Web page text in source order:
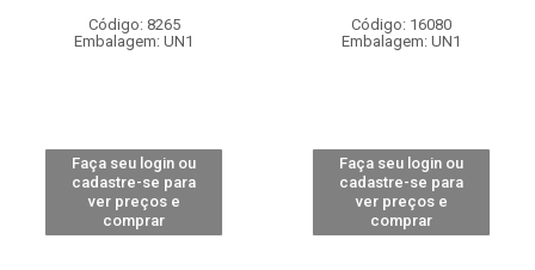
Código: 8265
Embalagem: UN1
Faça seu login ou
cadastre-se para
ver preços e
comprar
Código: 16080
Embalagem: UN1
Faça seu login ou
cadastre-se para
ver preços e
comprar